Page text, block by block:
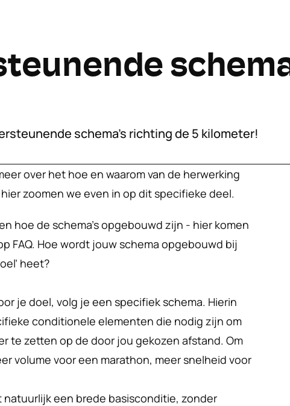
schema’s richting de 5 kilometer!
over het hoe en waarom van de herwerking
hier zoomen we even in op dit specifieke deel.
hoe de schema’s opgebouwd zijn - hier komen
FAQ. Hoe wordt jouw schema opgebouwd bij
heet?
je doel, volg je een specifiek schema. Hierin
conditionele elementen die nodig zijn om
te zetten op de door jou gekozen afstand. Om
volume voor een marathon, meer snelheid voor
natuurlijk een brede basisconditie, zonder